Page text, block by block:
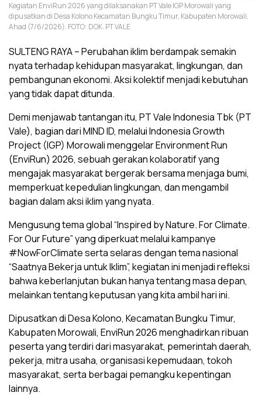
Kegiatan EnviRun 2026 yang dilaksanakan PT Vale IGP Morowali yang
dipusatkan di Desa Kolono Kecamatan Bungku Timur, Kabupaten Morowali,
Ahad (7/6/2026). FOTO: DOK. PT VALE
SULTENG RAYA – Perubahan iklim berdampak semakin
nyata terhadap kehidupan masyarakat, lingkungan, dan
pembangunan ekonomi. Aksi kolektif menjadi kebutuhan
yang tidak dapat ditunda.
Demi menjawab tantangan itu, PT Vale Indonesia Tbk (PT
Vale), bagian dari MIND ID, melalui Indonesia Growth
Project (IGP) Morowali menggelar Environment Run
(EnviRun) 2026, sebuah gerakan kolaboratif yang
mengajak masyarakat bergerak bersama menjaga bumi,
memperkuat kepedulian lingkungan, dan mengambil
bagian dalam aksi iklim yang nyata.
Mengusung tema global “Inspired by Nature. For Climate.
For Our Future” yang diperkuat melalui kampanye
#NowForClimate serta selaras dengan tema nasional
“Saatnya Bekerja untuk Iklim”, kegiatan ini menjadi refleksi
bahwa keberlanjutan bukan hanya tentang masa depan,
melainkan tentang keputusan yang kita ambil hari ini.
Dipusatkan di Desa Kolono, Kecamatan Bungku Timur,
Kabupaten Morowali, EnviRun 2026 menghadirkan ribuan
peserta yang terdiri dari masyarakat, pemerintah daerah,
pekerja, mitra usaha, organisasi kepemudaan, tokoh
masyarakat, serta berbagai pemangku kepentingan
lainnya.